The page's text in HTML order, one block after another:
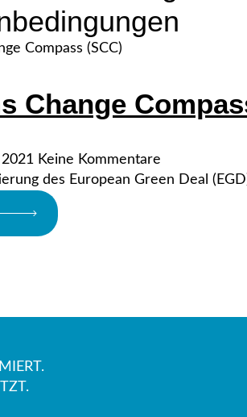
Change
Keine Kommentare
des European Green Deal